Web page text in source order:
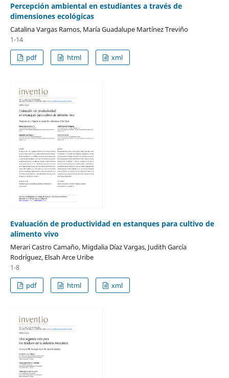
Percepción ambiental en estudiantes a través de
dimensiones ecológicas
Catalina Vargas Ramos, María Guadalupe Martínez Treviño
1-14
pdf
html xml
Evaluación de productividad en estanques para cultivo de
alimento vivo
Merari Castro Camaño, Migdalia Díaz Vargas, Judith García
Rodríguez, Elsah Arce Uribe
1-8
pdf
html xml